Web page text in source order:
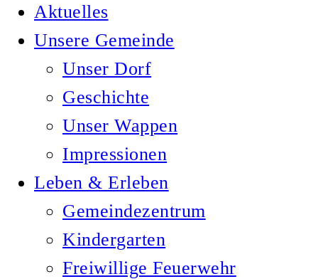
Aktuelles
Unsere Gemeinde
Unser Dorf
Geschichte
Unser Wappen
Impressionen
Leben & Erleben
Gemeindezentrum
Kindergarten
Freiwillige Feuerwehr